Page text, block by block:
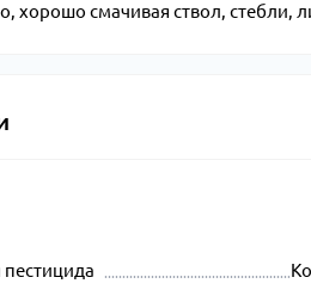
хорошо смачивая ствол, стебли,
пестицида